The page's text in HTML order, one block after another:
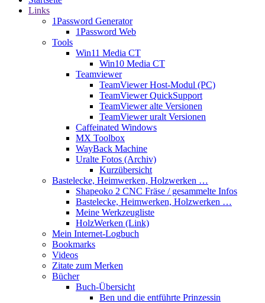
Links
1Password Generator
1Password Web
Tools
Win11 Media CT
Win10 Media CT
Teamviewer
TeamViewer Host-Modul (PC)
TeamViewer QuickSupport
TeamViewer alte Versionen
TeamViewer uralt Versionen
Caffeinated Windows
MX Toolbox
WayBack Machine
Uralte Fotos (Archiv)
Kurzübersicht
Bastelecke, Heimwerken, Holzwerken …
Shapeoko 2 CNC Fräse / gesammelte Infos
Bastelecke, Heimwerken, Holzwerken …
Meine Werkzeugliste
HolzWerken (Link)
Mein Internet-Logbuch
Bookmarks
Videos
Zitate zum Merken
Bücher
Buch-Übersicht
Ben und die entführte Prinzessin